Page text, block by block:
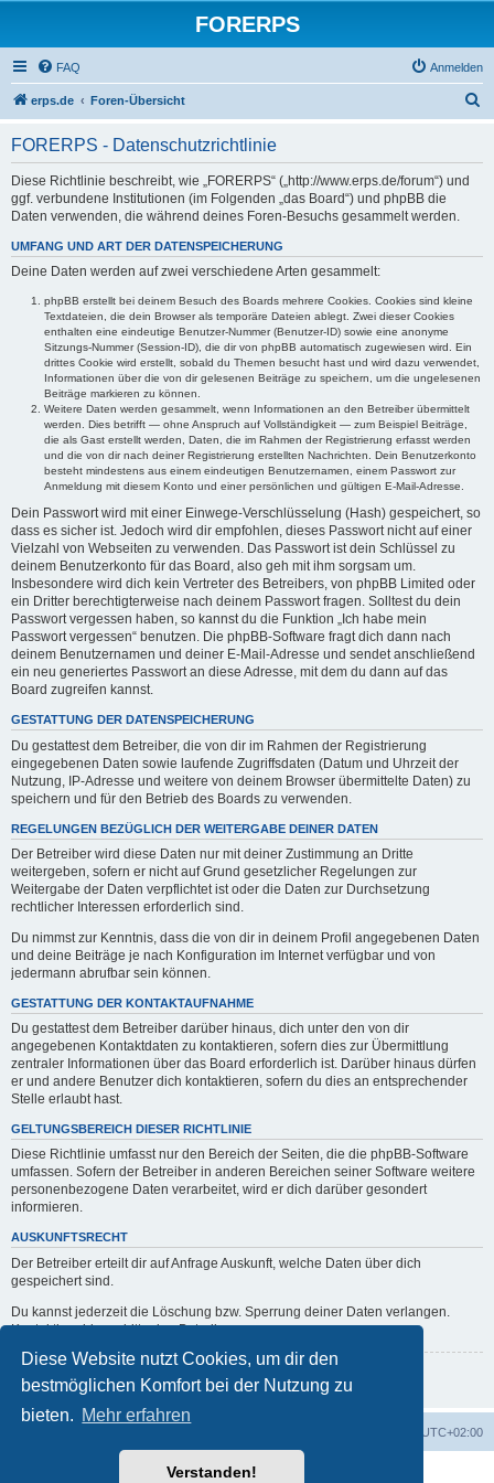
Diese Website nutzt Cookies, um dir den
bestmöglichen Komfort bei der Nutzung zu
bieten. Mehr erfahren
Verstanden!
FORERPS
FAQ Anmelden
erps.de Foren-Übersicht
FORERPS - Datenschutzrichtlinie
Diese Richtlinie beschreibt, wie „FORERPS“ („http://www.erps.de/forum“) und
ggf. verbundene Institutionen (im Folgenden „das Board“) und phpBB die
Daten verwenden, die während deines Foren-Besuchs gesammelt werden.
UMFANG UND ART DER DATENSPEICHERUNG
Deine Daten werden auf zwei verschiedene Arten gesammelt:
phpBB erstellt bei deinem Besuch des Boards mehrere Cookies. Cookies sind kleine
Textdateien, die dein Browser als temporäre Dateien ablegt. Zwei dieser Cookies
enthalten eine eindeutige Benutzer-Nummer (Benutzer-ID) sowie eine anonyme
Sitzungs-Nummer (Session-ID), die dir von phpBB automatisch zugewiesen wird. Ein
drittes Cookie wird erstellt, sobald du Themen besucht hast und wird dazu verwendet,
Informationen über die von dir gelesenen Beiträge zu speichern, um die ungelesenen
Beiträge markieren zu können.
Weitere Daten werden gesammelt, wenn Informationen an den Betreiber übermittelt
werden. Dies betrifft — ohne Anspruch auf Vollständigkeit — zum Beispiel Beiträge,
die als Gast erstellt werden, Daten, die im Rahmen der Registrierung erfasst werden
und die von dir nach deiner Registrierung erstellten Nachrichten. Dein Benutzerkonto
besteht mindestens aus einem eindeutigen Benutzernamen, einem Passwort zur
Anmeldung mit diesem Konto und einer persönlichen und gültigen E-Mail-Adresse.
Dein Passwort wird mit einer Einwege-Verschlüsselung (Hash) gespeichert, so
dass es sicher ist. Jedoch wird dir empfohlen, dieses Passwort nicht auf einer
Vielzahl von Webseiten zu verwenden. Das Passwort ist dein Schlüssel zu
deinem Benutzerkonto für das Board, also geh mit ihm sorgsam um.
Insbesondere wird dich kein Vertreter des Betreibers, von phpBB Limited oder
ein Dritter berechtigterweise nach deinem Passwort fragen. Solltest du dein
Passwort vergessen haben, so kannst du die Funktion „Ich habe mein
Passwort vergessen“ benutzen. Die phpBB-Software fragt dich dann nach
deinem Benutzernamen und deiner E-Mail-Adresse und sendet anschließend
ein neu generiertes Passwort an diese Adresse, mit dem du dann auf das
Board zugreifen kannst.
GESTATTUNG DER DATENSPEICHERUNG
Du gestattest dem Betreiber, die von dir im Rahmen der Registrierung
eingegebenen Daten sowie laufende Zugriffsdaten (Datum und Uhrzeit der
Nutzung, IP-Adresse und weitere von deinem Browser übermittelte Daten) zu
speichern und für den Betrieb des Boards zu verwenden.
REGELUNGEN BEZÜGLICH DER WEITERGABE DEINER DATEN
Der Betreiber wird diese Daten nur mit deiner Zustimmung an Dritte
weitergeben, sofern er nicht auf Grund gesetzlicher Regelungen zur
Weitergabe der Daten verpflichtet ist oder die Daten zur Durchsetzung
rechtlicher Interessen erforderlich sind.
Du nimmst zur Kenntnis, dass die von dir in deinem Profil angegebenen Daten
und deine Beiträge je nach Konfiguration im Internet verfügbar und von
jedermann abrufbar sein können.
GESTATTUNG DER KONTAKTAUFNAHME
Du gestattest dem Betreiber darüber hinaus, dich unter den von dir
angegebenen Kontaktdaten zu kontaktieren, sofern dies zur Übermittlung
zentraler Informationen über das Board erforderlich ist. Darüber hinaus dürfen
er und andere Benutzer dich kontaktieren, sofern du dies an entsprechender
Stelle erlaubt hast.
GELTUNGSBEREICH DIESER RICHTLINIE
Diese Richtlinie umfasst nur den Bereich der Seiten, die die phpBB-Software
umfassen. Sofern der Betreiber in anderen Bereichen seiner Software weitere
personenbezogene Daten verarbeitet, wird er dich darüber gesondert
informieren.
AUSKUNFTSRECHT
Der Betreiber erteilt dir auf Anfrage Auskunft, welche Daten über dich
gespeichert sind.
Du kannst jederzeit die Löschung bzw. Sperrung deiner Daten verlangen.
Kontaktiere hierzu bitte den Betreiber.
Zurück zur vorherigen Seite
UTC+02:00
Powered byphpBB® Forum Software © phpBB Limited